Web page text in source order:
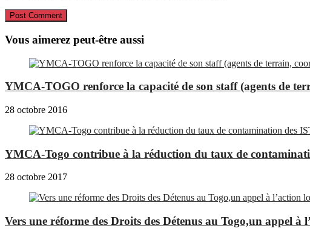
Vous aimerez peut-être aussi
YMCA-TOGO renforce la capacité de son staff (agents de
28 octobre 2016
YMCA-Togo contribue à la réduction du taux de
28 octobre 2017
Vers une réforme des Droits des Détenus au Togo,un appel